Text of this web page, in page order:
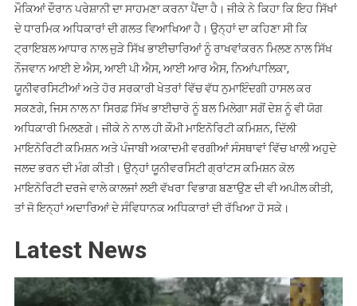
ਮੌਕਿਆਂ ਦੌਰਾਨ ਪਰੇਸ਼ਾਨੀ ਦਾ ਸਾਹਮਣਾ ਕਰਨਾ ਪੈਂਦਾ ਹੈ। ਜੀਕੇ ਨੇ ਕਿਹਾ ਕਿ ਇਹ ਸਿੱਖਾਂ
ਦੇ ਧਾਰਮਿਕ ਅਧਿਕਾਰਾਂ ਦੀ ਗਲਤ ਵਿਆਖਿਆ ਹੈ। ਉਨ੍ਹਾਂ ਦਾ ਕਹਿਣਾ ਸੀ ਕਿ
ਟ੍ਰਾਇਬਲ ਆਧਾਰ ਨਾਲ ਜੁੜੇ ਸਿੱਖ ਭਾਈਚਾਰਿਆਂ ਨੂੰ ਰਾਖਵਾਂਕਰਨ ਮਿਲਣ ਨਾਲ ਸਿੱਖ
ਨੌਜਵਾਨ ਆਈ ਏ ਐਸ, ਆਈ ਪੀ ਐਸ, ਆਈ ਆਰ ਐਸ, ਨਿਆਂਪਾਲਿਕਾ,
ਯੂਨੀਵਰਸਿਟੀਆਂ ਅਤੇ ਹੋਰ ਸਰਕਾਰੀ ਖੇਤਰਾਂ ਵਿੱਚ ਵੱਧ ਨੁਮਾਇੰਦਗੀ ਹਾਸਲ ਕਰ
ਸਕਣਗੇ, ਜਿਸ ਨਾਲ ਨਾ ਸਿਰਫ਼ ਸਿੱਖ ਭਾਈਚਾਰੇ ਨੂੰ ਬਲ ਮਿਲੇਗਾ ਸਗੋਂ ਦੇਸ਼ ਨੂੰ ਵੀ ਯੋਗ
ਅਧਿਕਾਰੀ ਮਿਲਣਗੇ। ਜੀਕੇ ਨੇ ਨਾਲ ਹੀ ਕੌਮੀ ਮਾਇਨੋਰਿਟੀ ਕਮਿਸ਼ਨ, ਦਿੱਲੀ
ਮਾਇਨੋਰਿਟੀ ਕਮਿਸ਼ਨ ਅਤੇ ਪੰਜਾਬੀ ਅਕਾਦਮੀ ਵਰਗੀਆਂ ਸੰਸਥਾਵਾਂ ਵਿੱਚ ਖਾਲੀ ਅਹੁਦੇ
ਜਲਦ ਭਰਨ ਦੀ ਮੰਗ ਕੀਤੀ। ਉਨ੍ਹਾਂ ਯੂਨੀਵਰਸਿਟੀ ਗ੍ਰਾਂਟਸ ਕਮਿਸ਼ਨ ਕੋਲ
ਮਾਇਨੋਰਿਟੀ ਦਰਜੇ ਵਾਲੇ ਕਾਲਜਾਂ ਲਈ ਵੱਖਰਾ ਵਿਭਾਗ ਬਣਾਉਣ ਦੀ ਵੀ ਅਪੀਲ ਕੀਤੀ,
ਤਾਂ ਜੋ ਇਨ੍ਹਾਂ ਅਦਾਰਿਆਂ ਦੇ ਸੰਵਿਧਾਨਕ ਅਧਿਕਾਰਾਂ ਦੀ ਰੱਖਿਆ ਹੋ ਸਕੇ।
Latest News